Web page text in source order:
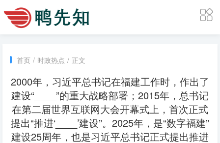
首页 / 时政热点 / 正文
2000年，习近平总书记在福建工作时，作出了
建设“____”的重大战略部署；2015年，总书记
在第二届世界互联网大会开幕式上，首次正式
提出“推进‘____’建设”。2025年，是“数字福建”
建设25周年，也是习近平总书记正式提出推进